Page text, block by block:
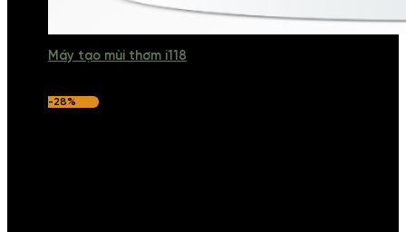
Máy tạo mùi thơm i118
-28%